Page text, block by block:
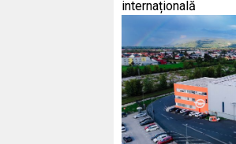
internațională